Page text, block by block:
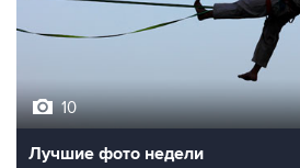
Лучшие фото недели